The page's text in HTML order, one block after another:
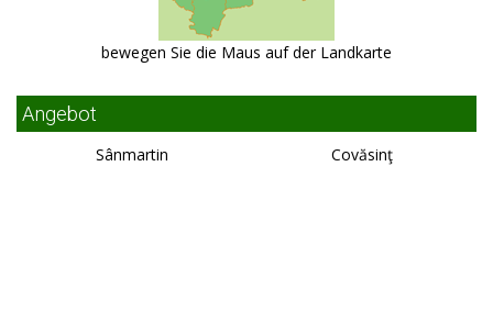
bewegen Sie die Maus auf der Landkarte
Angebot
Sânmartin Covăsinţ